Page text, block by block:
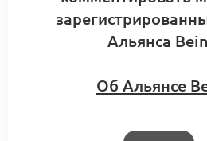
Альянса
Об Альянсе